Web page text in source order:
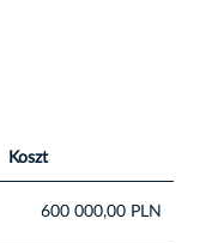
Koszt
600 000,00 PLN